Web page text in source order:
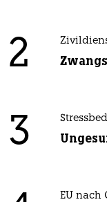
2
3
EU nach